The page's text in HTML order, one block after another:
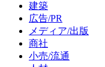
建築
広告/PR
メディア/出版
商社
小売/流通